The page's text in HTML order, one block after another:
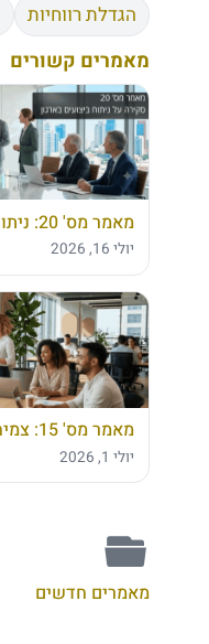
הגדלת רווחיות
מאמרים קשורים
מאמר מס' 20: ניתוח ביצועים
יולי 16, 2026
מאמר מס' 15: צמיחה ארגונית נכונה
יולי 1, 2026
מאמרים חדשים